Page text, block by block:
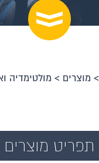
> מוצרים > מולטימדיה
תפריט מוצרים